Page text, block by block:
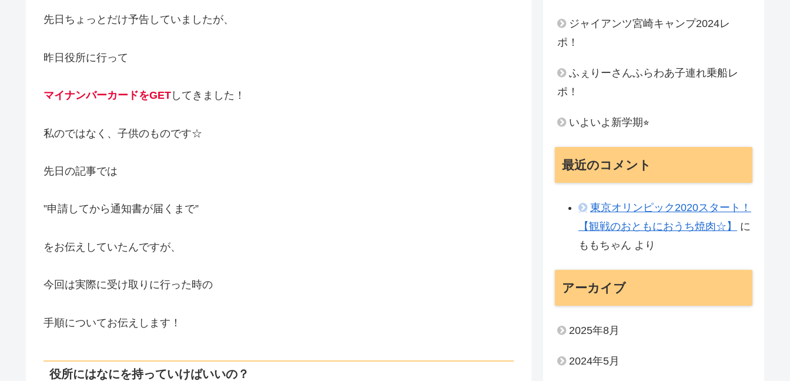
先日ちょっとだけ予告していましたが、
昨日役所に行って
マイナンバーカードをGET してきました！
私のではなく、子供のものです☆
先日の記事では
”申請してから通知書が届くまで”
をお伝えしていたんですが、
今回は実際に受け取りに行った時の
手順についてお伝えします！
役所にはなにを持っていけばいいの？
ジャイアンツ宮崎キャンプ2024レ
ポ！
ふぇりーさんふらわあ子連れ乗船レ
ポ！
いよいよ新学期⭐︎
最近のコメント
東京オリンピック2020スタート！
【観戦のおともにおうち焼肉☆】
に
ももちゃん より
アーカイブ
2025年8月
2024年5月